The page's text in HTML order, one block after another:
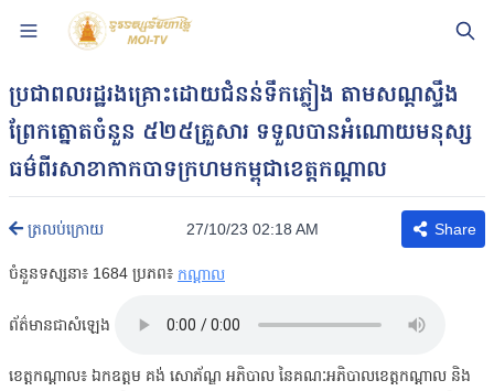
ប្រជាពលរដ្ឋរងគ្រោះដោយជំនន់ទឹកភ្លៀង តាមសណ្ដស្ទឹង
ព្រែកត្នោតចំនួន ៥២៥គ្រួសារ ទទួលបានអំណោយមនុស្ស
ធម៌ពីរសាខាកាកបាទក្រហមកម្ពុជាខេត្តកណ្ដាល
ត្រលប់ក្រោយ 27/10/23 02:18 AM Share
ចំនួនទស្សនា៖ 1684 ប្រភព៖ កណ្តាល
ព័ត៌មានជាសំឡេង
ខេត្តកណ្ដាល៖ ឯកឧត្តម គង់ សោភ័ណ្ឌ អភិបាល នៃគណៈអភិបាលខេត្តកណ្ដាល និង